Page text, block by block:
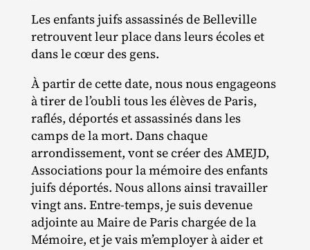
Les enfants juifs assassinés de Belleville
retrouvent leur place dans leurs écoles et
dans le cœur des gens.
À partir de cette date, nous nous engageons
à tirer de l’oubli tous les élèves de Paris,
raflés, déportés et assassinés dans les
camps de la mort. Dans chaque
arrondissement, vont se créer des AMEJD,
Associations pour la mémoire des enfants
juifs déportés. Nous allons ainsi travailler
vingt ans. Entre‐​temps, je suis devenue
adjointe au Maire de Paris chargée de la
Mémoire, et je vais m’employer à aider et